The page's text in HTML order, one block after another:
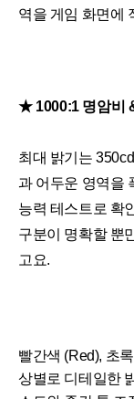
역을 게임 화면에
★ 1000:1 명암비
최대 밝기는
과 어두운 영역을
능력 테스트로 확
구분이 명확할 뿐
고요.
빨간색 (Red), 초
상별로 디테일한